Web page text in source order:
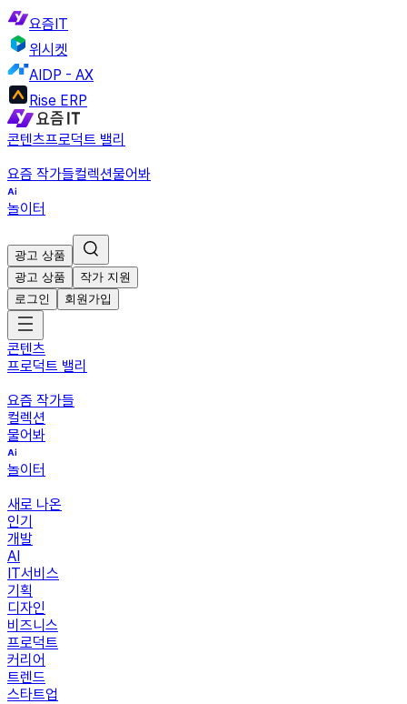
요즘IT
위시켓
AIDP - AX
Rise ERP
콘텐츠프로덕트 밸리
요즘 작가들컬렉션물어봐
놀이터
광고 상품
광고 상품
작가 지원
로그인
회원가입
콘텐츠
프로덕트 밸리
요즘 작가들
컬렉션
물어봐
놀이터
새로 나온
인기
개발
AI
IT서비스
기획
디자인
비즈니스
프로덕트
커리어
트렌드
스타트업